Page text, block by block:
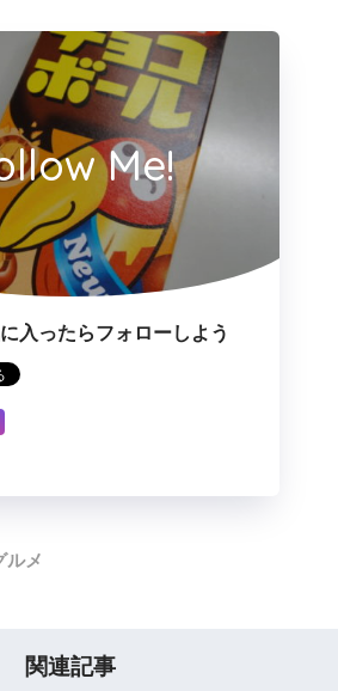
Me!
入ったらフォローしよう
ルメ
関連記事